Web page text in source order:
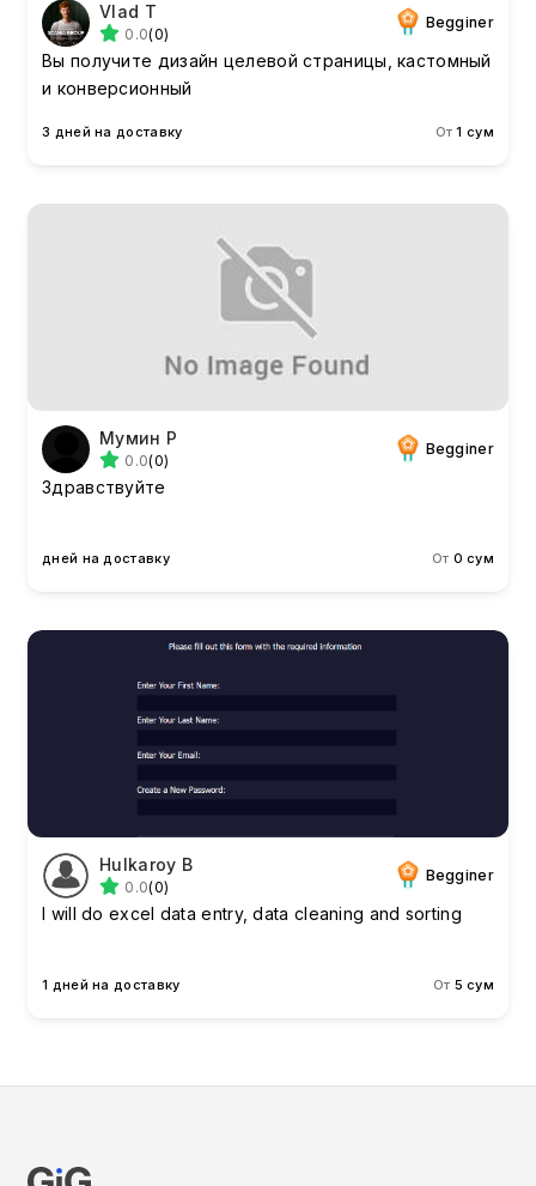
Vlad T
0.0(0)
Begginer
Вы получите дизайн целевой страницы, кастомный
и конверсионный
3 дней на доставку От1 сум
Мумин Р
0.0(0)
Begginer
Здравствуйте
дней на доставку От 0 сум
Hulkaroy B
0.0(0)
Begginer
I will do excel data entry, data cleaning and sorting
1 дней на доставку От 5 сум